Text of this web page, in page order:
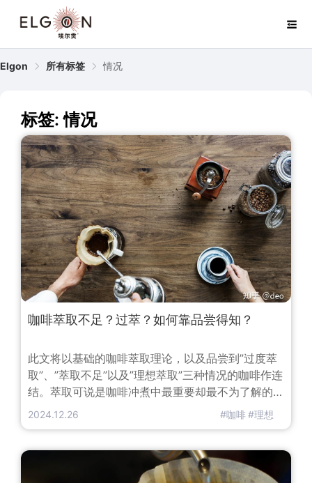
Elgon 所有标签 情况
标签: 情况
咖啡萃取不足？过萃？如何靠品尝得知？
此文将以基础的咖啡萃取理论，以及品尝到”过度萃
取”、”萃取不足”以及”理想萃取”三种情况的咖啡作连
结。萃取可说是咖啡冲煮中最重要却最不为了解的部
分，萃取代表一切。如果不萃取甚至无法获得一杯咖
是要融会贯通和应用却难得多。先不在这里深入讨论
萃取时咖啡油脂及微量成分的影响，先讨论较实用及
2024.12.26 #咖啡#理想